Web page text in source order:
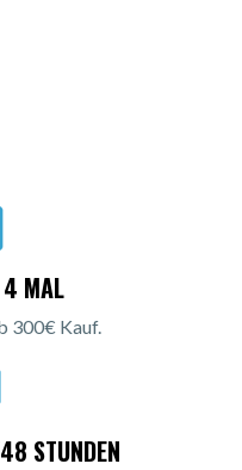
4 MAL
300€ Kauf.
STUNDEN